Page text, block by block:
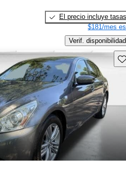
El precio incluye tasas
$181/mes
Verif. disponibilidad